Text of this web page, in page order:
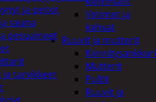
Vetimet ja
kahvat
Ruuvit ja mutterit
Mutterit
Pultit
Ruuvit ja
ja peitot
sauna
pesuaineet
ja tarvikkeet